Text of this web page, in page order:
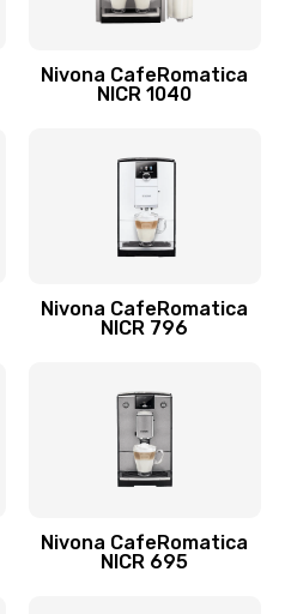
Nivona CafeRomatica
NICR 1040
Nivona CafeRomatica
NICR 796
Nivona CafeRomatica
NICR 695